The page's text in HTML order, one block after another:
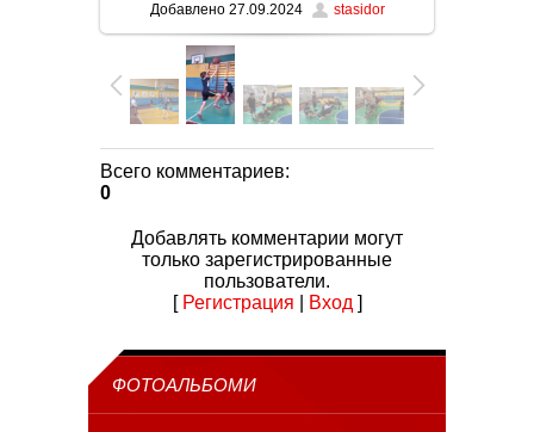
Добавлено27.09.2024 stasidor
Всего комментариев:
0
Добавлять комментарии могут
только зарегистрированные
пользователи.
Регистрация Вход]
ФОТОАЛЬБОМИ